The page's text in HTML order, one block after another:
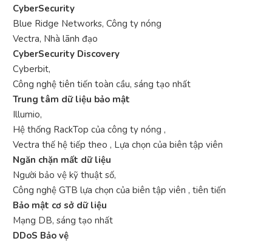
CyberSecurity
Blue Ridge Networks, Công ty nóng
Vectra, Nhà lãnh đạo
CyberSecurity Discovery
Cyberbit,
Công nghệ tiên tiến toàn cầu, sáng tạo nhất
Trung tâm dữ liệu bảo mật
Illumio,
Hệ thống RackTop của công ty nóng ,
Vectra thế hệ tiếp theo , Lựa chọn của biên tập viên
Ngăn chặn mất dữ liệu
Người bảo vệ kỹ thuật số,
Công nghệ GTB lựa chọn của biên tập viên , tiên tiến
Bảo mật cơ sở dữ liệu
Mạng DB, sáng tạo nhất
DDoS Bảo vệ